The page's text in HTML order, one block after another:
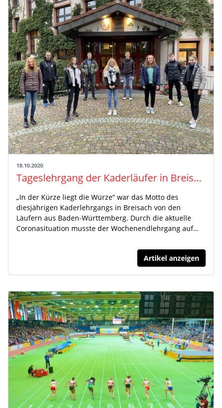
18.10.2020
Tageslehrgang der Kaderläufer in Breisach
„In der Kürze liegt die Würze“ war das Motto des
diesjährigen Kaderlehrgangs in Breisach von den
Läufern aus Baden-Württemberg. Durch die aktuelle
Coronasituation musste der Wochenendlehrgang auf…
Artikel anzeigen